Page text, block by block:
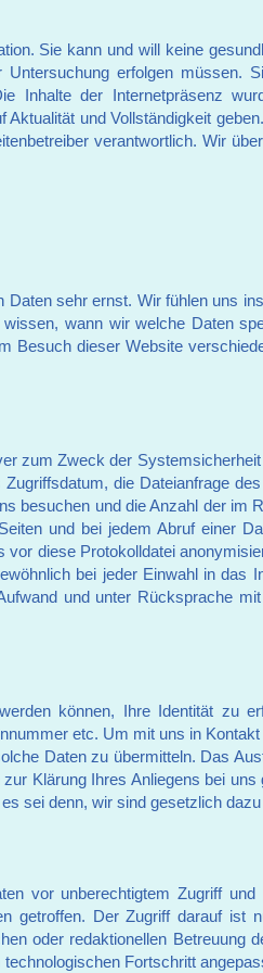
Sie kann und will keine
erfolgen müssen.
Inhalte der Internetpräsenz
und Vollständigkeit
verantwortlich. Wir
sehr ernst. Wir fühlen uns
wann wir welche Daten
Besuch dieser Website
zum Zweck der
die Dateianfrage
besuchen und die Anzahl der im
und bei jedem Abruf einer
vor diese Protokolldatei
bei jeder Einwahl in das
und unter Rücksprache
können, Ihre Identität zu
etc. Um mit uns in
Daten zu übermitteln. Das
Klärung Ihres Anliegens bei uns
sei denn, wir sind gesetzlich
vor unberechtigtem Zugriff
getroffen. Der Zugriff darauf ist
oder redaktionellen Betreuung
Fortschritt